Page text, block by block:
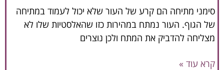
סימני מתיחה הם קרע של העור שלא יכול לעמוד במתיחה
של הגוף. העור נמתח במהירות כזו שהאלסטיות שלו לא
מצליחה להדביק את המתח ולכן נוצרים
קרא עוד »